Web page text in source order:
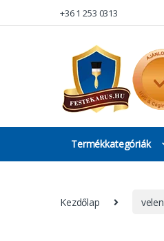
Skip to navigation
Skip to content+36 1 253 0313
Termékkategóriák
Kezdőlap